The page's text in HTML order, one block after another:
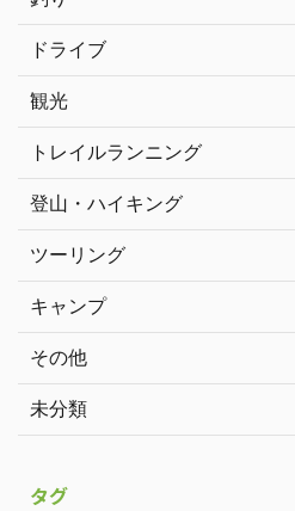
ドライブ
観光
トレイルランニング
登山・ハイキング
ツーリング
キャンプ
その他
未分類
タグ